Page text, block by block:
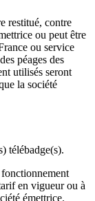
restitué, contre
ou peut être
ou service
péages des
utilisés seront
la société
télébadge(s).
en vigueur ou à
émettrice.